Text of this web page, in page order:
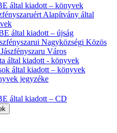
által kiadott – könyvek
Alapítvány által
által kiadott – újság
Nagyközségi Közös
Város
által kiadott - könyvek
által kiadott – könyvek
jegyzéke
által kiadott – CD